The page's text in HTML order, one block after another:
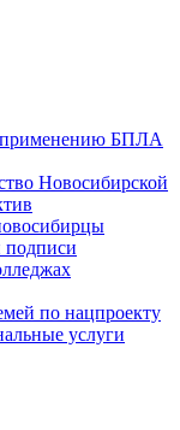
применению БПЛА
Новосибирской
по нацпроекту
услуги